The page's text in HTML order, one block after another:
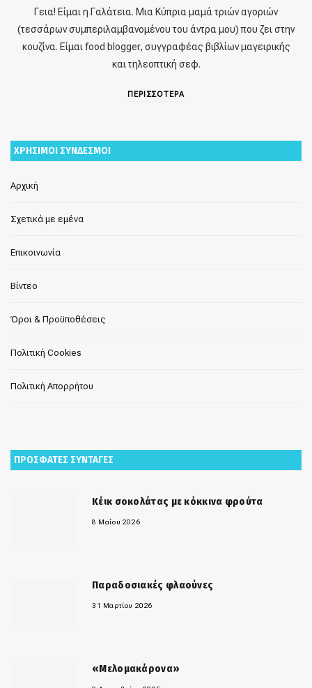
Γεια! Είμαι η Γαλάτεια. Μια Κύπρια μαμά τριών αγοριών
(τεσσάρων συμπεριλαμβανομένου του άντρα μου) που ζει στην
κουζίνα. Είμαι food blogger, συγγραφέας βιβλίων μαγειρικής
και τηλεοπτική σεφ.
ΠΕΡΙΣΣΟΤΕΡΑ
ΧΡΗΣΙΜΟΙ ΣΥΝΔΕΣΜΟΙ
Αρχική
Σχετικά με εμένα
Επικοινωνία
Βίντεο
Όροι & Προϋποθέσεις
Πολιτική Cookies
Πολιτική Απορρήτου
ΠΡΟΣΦΑΤΕΣ ΣΥΝΤΑΓΕΣ
Κέικ σοκολάτας με κόκκινα φρούτα
8 Μαΐου 2026
Παραδοσιακές φλαούνες
31 Μαρτίου 2026
«Μελομακάρονα»